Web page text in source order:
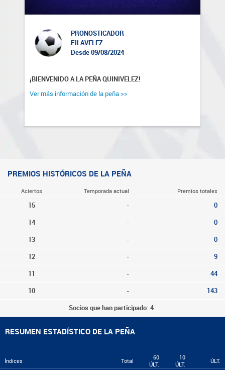
PRONOSTICADOR
FILAVELEZ
Desde 09/08/2024
¡BIENVENIDO A LA PEÑA QUINIVELEZ!
Ver más información de la peña >>
PREMIOS HISTÓRICOS DE LA PEÑA
Aciertos Temporada actual Premios totales
15 - 0
14 - 0
13 - 0
12 - 9
11 - 44
10 - 143
Socios que han participado: 4
RESUMEN ESTADÍSTICO DE LA PEÑA
Índices Total
60
ÚLT.
10
ÚLT.
ÚLT.